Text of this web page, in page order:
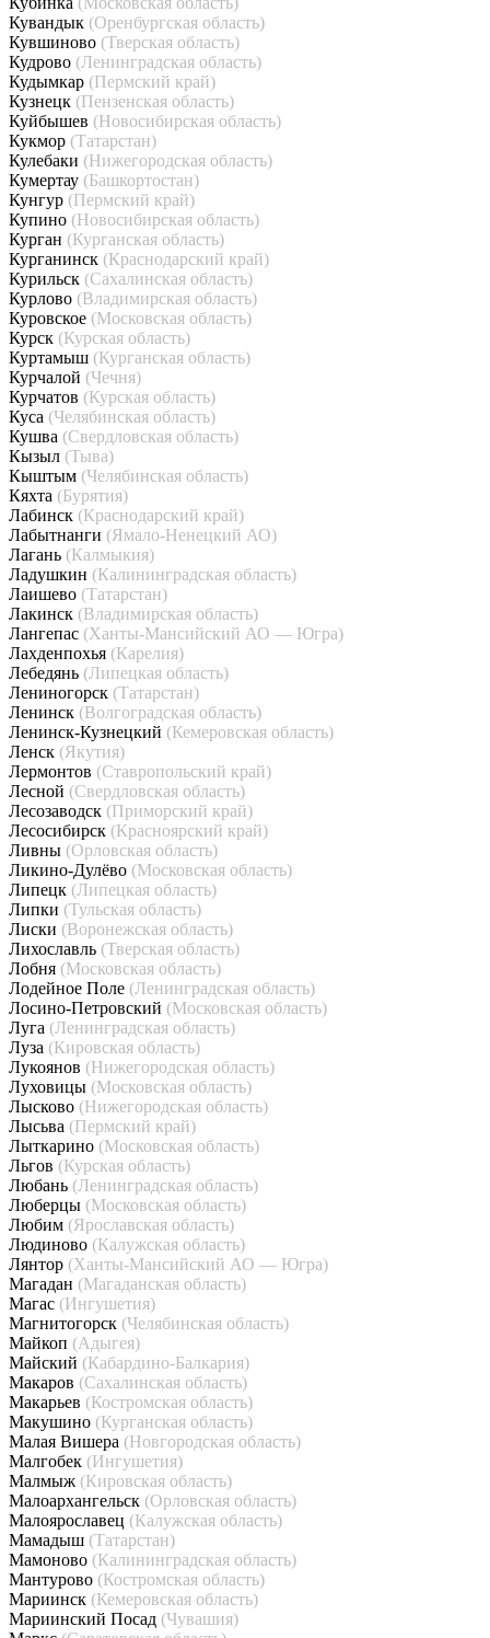
Кувандык (Оренбургская область)
Кувшиново (Тверская область)
Кудрово (Ленинградская область)
Кудымкар (Пермский край)
Кузнецк (Пензенская область)
Куйбышев (Новосибирская область)
Кукмор (Татарстан)
Кулебаки (Нижегородская область)
Кумертау (Башкортостан)
Кунгур (Пермский край)
Купино (Новосибирская область)
Курган (Курганская область)
Курганинск (Краснодарский край)
Курильск (Сахалинская область)
Курлово (Владимирская область)
Куровское (Московская область)
Курск (Курская область)
Куртамыш (Курганская область)
Курчалой (Чечня)
Курчатов (Курская область)
Куса (Челябинская область)
Кушва (Свердловская область)
Кызыл (Тыва)
Кыштым (Челябинская область)
Кяхта (Бурятия)
Лабинск (Краснодарский край)
Лабытнанги (Ямало-Ненецкий АО)
Лагань (Калмыкия)
Ладушкин (Калининградская область)
Лаишево (Татарстан)
Лакинск (Владимирская область)
Лангепас (Ханты-Мансийский АО — Югра)
Лахденпохья (Карелия)
Лебедянь (Липецкая область)
Лениногорск (Татарстан)
Ленинск (Волгоградская область)
Ленинск-Кузнецкий (Кемеровская область)
Ленск (Якутия)
Лермонтов (Ставропольский край)
Лесной (Свердловская область)
Лесозаводск (Приморский край)
Лесосибирск (Красноярский край)
Ливны (Орловская область)
Ликино-Дулёво (Московская область)
Липецк (Липецкая область)
Липки (Тульская область)
Лиски (Воронежская область)
Лихославль (Тверская область)
Лобня (Московская область)
Лодейное Поле (Ленинградская область)
Лосино-Петровский (Московская область)
Луга (Ленинградская область)
Луза (Кировская область)
Лукоянов (Нижегородская область)
Луховицы (Московская область)
Лысково (Нижегородская область)
Лысьва (Пермский край)
Лыткарино (Московская область)
Льгов (Курская область)
Любань (Ленинградская область)
Люберцы (Московская область)
Любим (Ярославская область)
Людиново (Калужская область)
Лянтор (Ханты-Мансийский АО — Югра)
Магадан (Магаданская область)
Магас (Ингушетия)
Магнитогорск (Челябинская область)
Майкоп (Адыгея)
Майский (Кабардино-Балкария)
Макаров (Сахалинская область)
Макарьев (Костромская область)
Макушино (Курганская область)
Малая Вишера (Новгородская область)
Малгобек (Ингушетия)
Малмыж (Кировская область)
Малоархангельск (Орловская область)
Малоярославец (Калужская область)
Мамадыш (Татарстан)
Мамоново (Калининградская область)
Мантурово (Костромская область)
Мариинск (Кемеровская область)
Мариинский Посад (Чувашия)